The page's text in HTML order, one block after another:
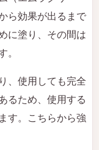
ら効果が出るまで
に塗り、その間は
。
、使用しても完全
るため、使用する
す。こちらから強